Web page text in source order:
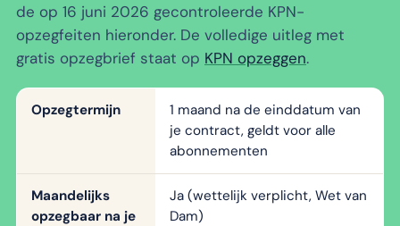
de op 16 juni 2026 gecontroleerde KPN-
opzegfeiten hieronder. De volledige uitleg met
gratis opzegbrief staat op KPN opzeggen.
Opzegtermijn
1 maand na de einddatum van
je contract, geldt voor alle
abonnementen
Maandelijks
opzegbaar na je
Ja (wettelijk verplicht, Wet van
Dam)